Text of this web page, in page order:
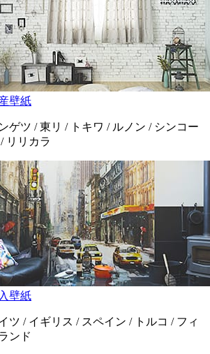
壁紙
ゲツ / 東リ / トキワ / ルノン / シンコー
リリカラ
壁紙
ツ / イギリス / スペイン / トルコ / フィ
ンド